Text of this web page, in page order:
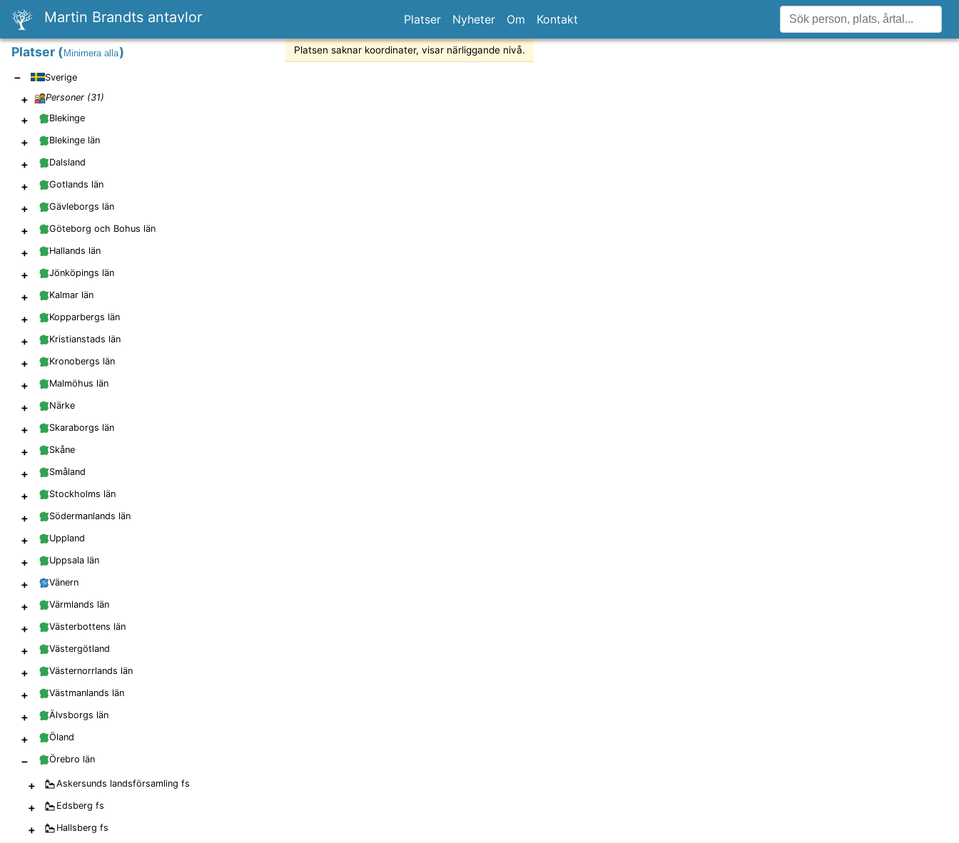
Martin Brandts antavlor Platser Nyheter Om Kontakt
Platsen saknar koordinater, visar närliggande nivå.
Platser (Minimera alla)
− Sverige
+ Personer (31)
+ Blekinge
+ Blekinge län
+ Dalsland
+ Gotlands län
+ Gävleborgs län
+ Göteborg och Bohus län
+ Hallands län
+ Jönköpings län
+ Kalmar län
+ Kopparbergs län
+ Kristianstads län
+ Kronobergs län
+ Malmöhus län
+ Närke
+ Skaraborgs län
+ Skåne
+ Småland
+ Stockholms län
+ Södermanlands län
+ Uppland
+ Uppsala län
+ Vänern
+ Värmlands län
+ Västerbottens län
+ Västergötland
+ Västernorrlands län
+ Västmanlands län
+ Älvsborgs län
+ Öland
− Örebro län
+ Askersunds landsförsamling fs
+ Edsberg fs
+ Hallsberg fs